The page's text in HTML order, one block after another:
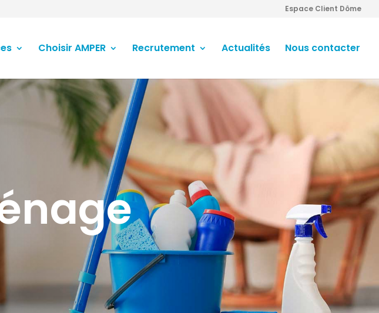
Espace Client Dôme
Choisir AMPER Recrutement Actualités Nous contacter